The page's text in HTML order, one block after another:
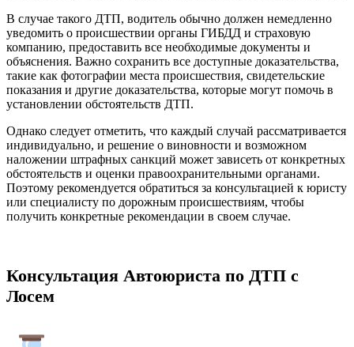
В случае такого ДТП, водитель обычно должен немедленно
уведомить о происшествии органы ГИБДД и страховую
компанию, предоставить все необходимые документы и
объяснения. Важно сохранить все доступные доказательства,
такие как фотографии места происшествия, свидетельские
показания и другие доказательства, которые могут помочь в
установлении обстоятельств ДТП.
Однако следует отметить, что каждый случай рассматривается
индивидуально, и решение о виновности и возможном
наложении штрафных санкций может зависеть от конкретных
обстоятельств и оценки правоохранительными органами.
Поэтому рекомендуется обратиться за консультацией к юристу
или специалисту по дорожным происшествиям, чтобы
получить конкретные рекомендации в своем случае.
Консультация Автоюриста по ДТП с
Лосем